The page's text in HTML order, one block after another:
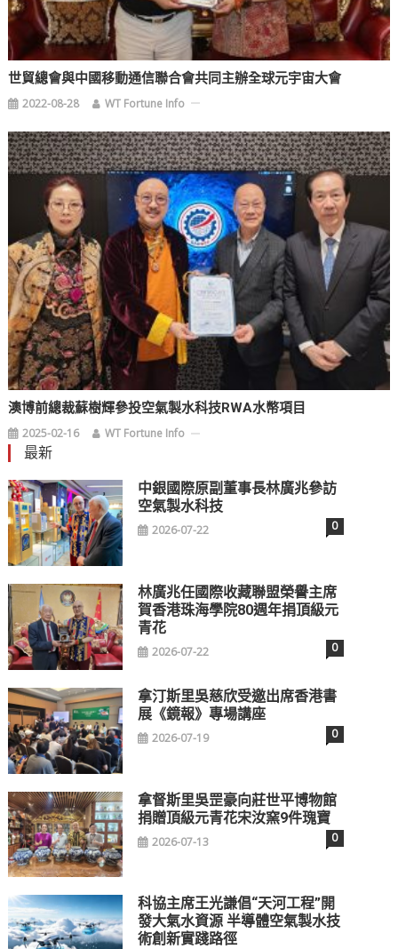
世貿總會與中國移動通信聯合會共同主辦全球元宇宙大會
2022-08-28 WT Fortune Info
澳博前總裁蘇樹輝參投空氣製水科技RWA水幣項目
2025-02-16 WT Fortune Info
最新
中銀國際原副董事長林廣兆參訪
空氣製水科技
2026-07-22 0
林廣兆任國際收藏聯盟榮譽主席
賀香港珠海學院80週年捐頂級元
青花
2026-07-22 0
拿汀斯里吳慈欣受邀出席香港書
展《鏡報》專場講座
2026-07-19 0
拿督斯里吳罡豪向莊世平博物館
捐贈頂級元青花宋汝窯9件瑰寶
2026-07-13 0
科協主席王光謙倡“天河工程”開
發大氣水資源 半導體空氣製水技
術創新實踐路徑